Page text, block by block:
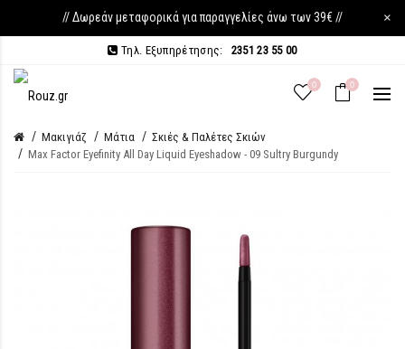
// Δωρεάν μεταφορικά για παραγγελίες άνω των 39€ // ×
Τηλ. Εξυπηρέτησης: 2351 23 55 00
0 0
Μακιγιάζ Μάτια
Σκιές & Παλέτες Σκιών
Max Factor Eyefinity All Day Liquid Eyeshadow - 09 Sultry Burgundy